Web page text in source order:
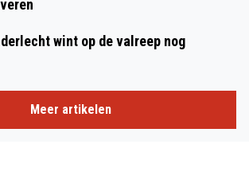
wint op de valreep nog
Meer artikelen